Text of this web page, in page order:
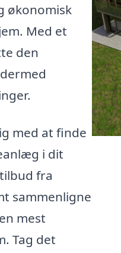
økonomisk
Med et
den
med at finde
i dit
fra
sammenligne
mest
Tag det